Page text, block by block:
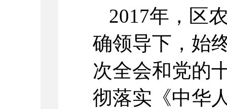
2017年，区
确领导下，始
次全会和党的
彻落实《中华